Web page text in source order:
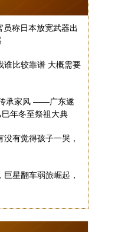
称日本放宽武器出
谁比较靠谱 大概需要
承家风 ——广东遂
年冬至祭祖大典
有觉得孩子一哭，
星翻车弱旅崛起，